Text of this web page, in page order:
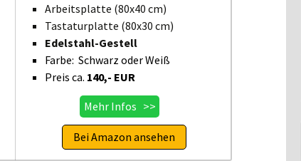
Arbeitsplatte (80x40 cm)
Tastaturplatte (80x30 cm)
Edelstahl-Gestell
Farbe: Schwarz oder Weiß
Preis ca. 140,- EUR
Mehr Infos >>
Bei Amazon ansehen